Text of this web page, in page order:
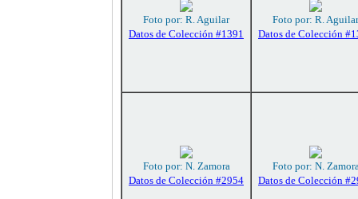
Foto por: R. Aguilar
Datos de Colección #1391
Foto por: R. Aguilar
Datos de Colección
Foto por: N. Zamora
Datos de Colección #2954
Foto por: N.
Datos de Colección